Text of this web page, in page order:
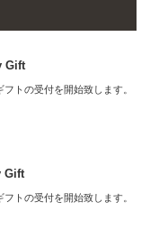
Gift
トの受付を開始致します。
Gift
トの受付を開始致します。